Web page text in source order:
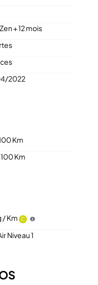
+ 12 mois
2022
Km
Km
/ Km C
Niveau 1